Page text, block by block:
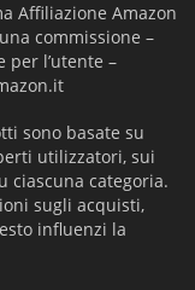
Affiliazione Amazon
commissione –
per l’utente –
sono basate su
utilizzatori, sui
ciascuna categoria.
sugli acquisti,
influenzi la